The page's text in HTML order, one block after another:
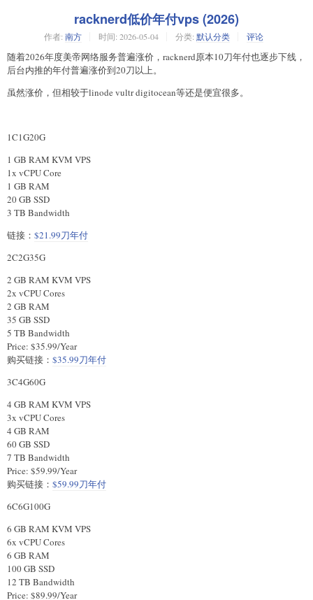
racknerd低价年付vps (2026)
作者: 南方 时间: 2026-05-04 分类: 默认分类 评论
随着2026年度美帝网络服务普遍涨价，racknerd原本10刀年付也逐步下线，
后台内推的年付普遍涨价到20刀以上。
虽然涨价，但相较于linode vultr digitocean等还是便宜很多。
1C1G20G
1 GB RAM KVM VPS
1x vCPU Core
1 GB RAM
20 GB SSD
3 TB Bandwidth
链接： $21.99刀年付
2C2G35G
2 GB RAM KVM VPS
2x vCPU Cores
2 GB RAM
35 GB SSD
5 TB Bandwidth
Price: $35.99/Year
购买链接： $35.99刀年付
3C4G60G
4 GB RAM KVM VPS
3x vCPU Cores
4 GB RAM
60 GB SSD
7 TB Bandwidth
Price: $59.99/Year
购买链接： $59.99刀年付
6C6G100G
6 GB RAM KVM VPS
6x vCPU Cores
6 GB RAM
100 GB SSD
12 TB Bandwidth
Price: $89.99/Year